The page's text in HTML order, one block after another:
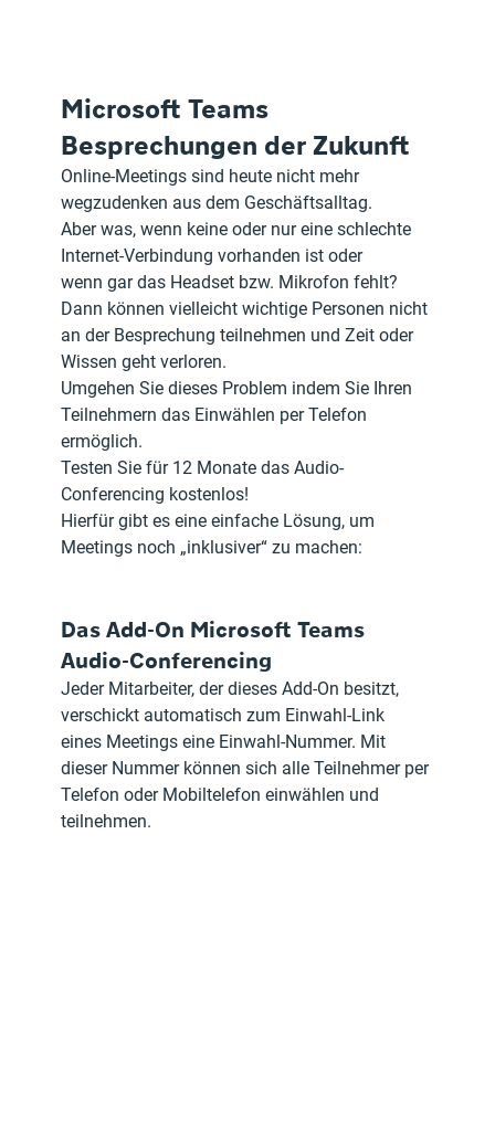
Microsoft Teams
Besprechungen der Zukunft
Online-Meetings sind heute nicht mehr
wegzudenken aus dem Geschäftsalltag.
Aber was, wenn keine oder nur eine schlechte
Internet-Verbindung vorhanden ist oder
wenn gar das Headset bzw. Mikrofon fehlt?
Dann können vielleicht wichtige Personen nicht
an der Besprechung teilnehmen und Zeit oder
Wissen geht verloren.
Umgehen Sie dieses Problem indem Sie Ihren
Teilnehmern das Einwählen per Telefon
ermöglich.
Testen Sie für 12 Monate das Audio-
Conferencing kostenlos!
Hierfür gibt es eine einfache Lösung, um
Meetings noch „inklusiver“ zu machen:
Das Add-On Microsoft Teams
Audio-Conferencing
Jeder Mitarbeiter, der dieses Add-On besitzt,
verschickt automatisch zum Einwahl-Link
eines Meetings eine Einwahl-Nummer. Mit
dieser Nummer können sich alle Teilnehmer per
Telefon oder Mobiltelefon einwählen und
teilnehmen.